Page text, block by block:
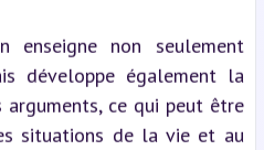
enseigne non seulement
développe également la
arguments, ce qui peut être
situations de la vie et au